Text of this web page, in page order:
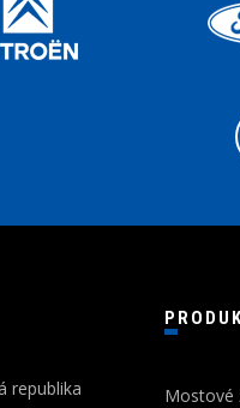
republika
Mostové